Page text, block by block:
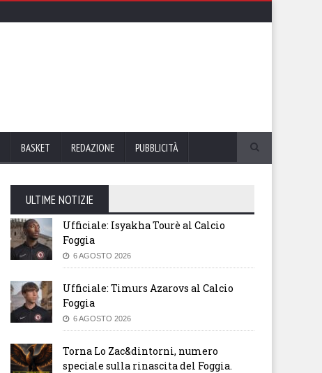
BASKET REDAZIONE PUBBLICITÀ
ULTIME NOTIZIE
Ufficiale: Isyakha Tourè al Calcio
Foggia
6 AGOSTO 2026
Ufficiale: Timurs Azarovs al Calcio
Foggia
6 AGOSTO 2026
Torna Lo Zac&dintorni, numero
speciale sulla rinascita del Foggia.